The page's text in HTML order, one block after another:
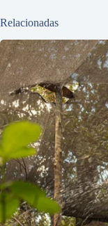
Relacionadas